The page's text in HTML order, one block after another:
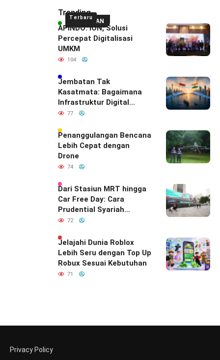
UNGGULAN
Terbaru
Trending
APINDO: ION, Solusi
Percepat Digitalisasi
UMKM
104
Jembatan Tak
Kasatmata: Bagaimana
Infrastruktur Digital
Diam-Diam
Hubungan Indonesia–
India
77
Penanggulangan Bencana
Lebih Cepat dengan
Drone
74
Dari Stasiun MRT hingga
Car Free Day: Cara
Prudential Syariah
Merayakan yang Nomor
Indonesia
72
Jelajahi Dunia Roblox
Lebih Seru dengan Top Up
Robux Sesuai Kebutuhan
71
Privacy Policy